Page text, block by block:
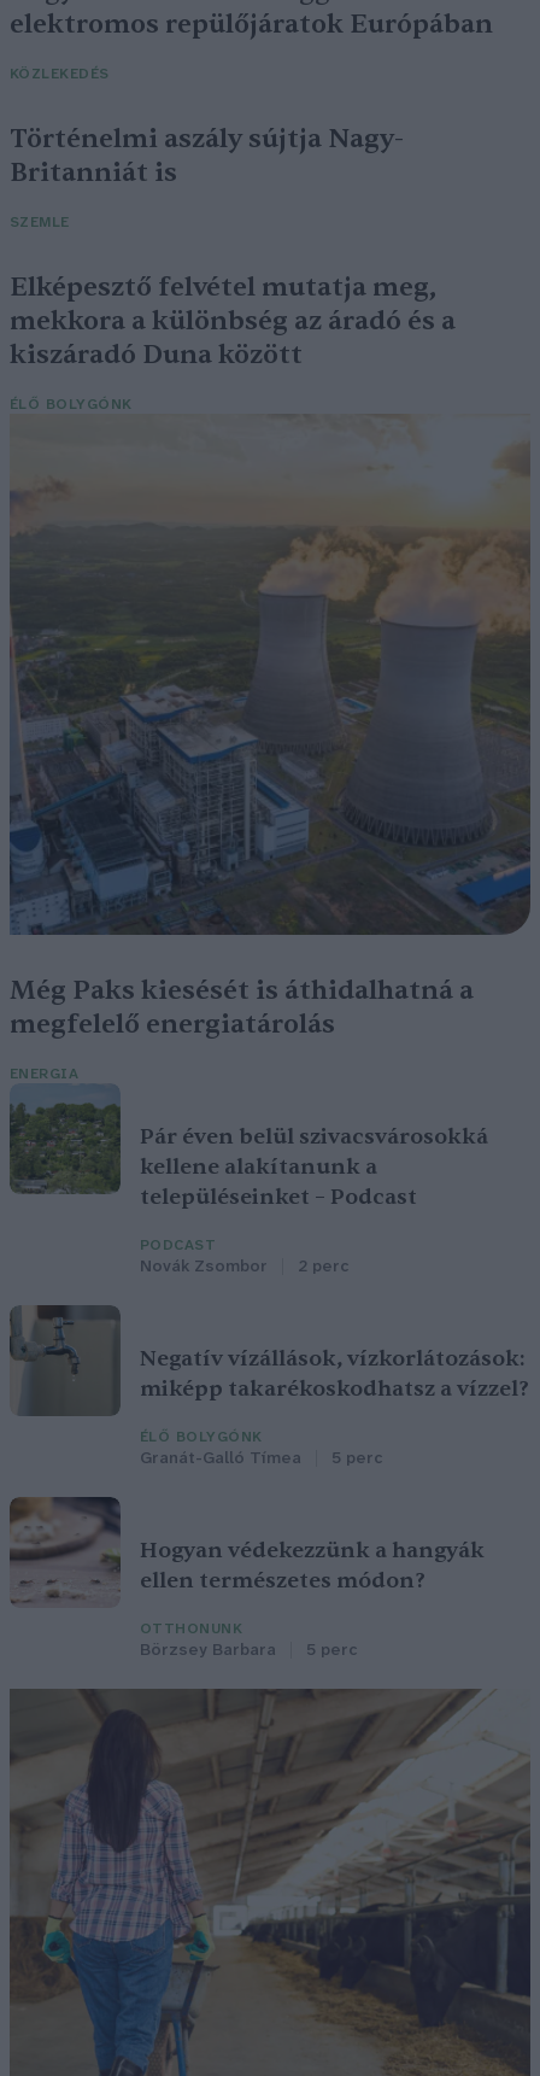
elektromos repülőjáratok Európában
KÖZLEKEDÉS
Történelmi aszály sújtja Nagy-
Britanniát is
SZEMLE
Elképesztő felvétel mutatja meg,
mekkora a különbség az áradó és a
kiszáradó Duna között
ÉLŐ BOLYGÓNK
Még Paks kiesését is áthidalhatná a
megfelelő energiatárolás
ENERGIA
Pár éven belül szivacsvárosokká
kellene alakítanunk a
településeinket – Podcast
PODCAST
Novák Zsombor 2 perc
Negatív vízállások, vízkorlátozások:
miképp takarékoskodhatsz a vízzel?
ÉLŐ BOLYGÓNK
Granát-Galló Tímea 5 perc
Hogyan védekezzünk a hangyák
ellen természetes módon?
OTTHONUNK
Börzsey Barbara 5 perc